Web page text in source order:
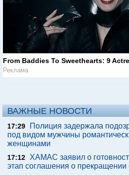
From Baddies To Sweethearts: 9
Реклама
ВАЖНЫЕ НОВОСТИ
17:29
Полиция задержала
под видом мужчины
женщинами
17:12 ХАМАС заявил о
этап соглашения о прекращении